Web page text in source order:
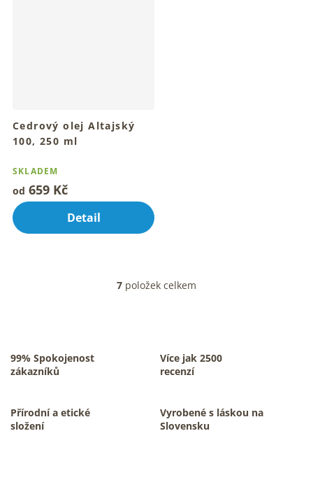
Cedrový olej Altajský
100, 250 ml
oleje denně
SKLADEM
od 659 Kč
Detail
O
a
c
r
v
7 položek celkem
99% Spokojenost
zákazníků
Více jak 2500
recenzí
Přírodní a etické
složení
Vyrobené s láskou na
Slovensku